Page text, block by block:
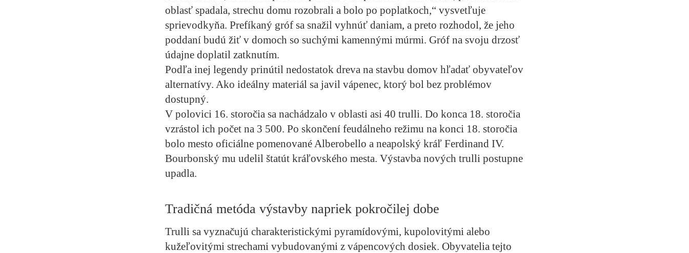
oblasť spadala, strechu domu rozobrali a bolo po poplatkoch,“ vysvetľuje
sprievodkyňa. Prefíkaný gróf sa snažil vyhnúť daniam, a preto rozhodol, že jeho
poddaní budú žiť v domoch so suchými kamennými múrmi. Gróf na svoju drzosť
údajne doplatil zatknutím.
Podľa inej legendy prinútil nedostatok dreva na stavbu domov hľadať obyvateľov
alternatívy. Ako ideálny materiál sa javil vápenec, ktorý bol bez problémov
dostupný.
V polovici 16. storočia sa nachádzalo v oblasti asi 40 trulli. Do konca 18. storočia
vzrástol ich počet na 3 500. Po skončení feudálneho režimu na konci 18. storočia
bolo mesto oficiálne pomenované Alberobello a neapolský kráľ Ferdinand IV.
Bourbonský mu udelil štatút kráľovského mesta. Výstavba nových trulli postupne
upadla.
Tradičná metóda výstavby napriek pokročilej dobe
Trulli sa vyznačujú charakteristickými pyramídovými, kupolovitými alebo
kužeľovitými strechami vybudovanými z vápencových dosiek. Obyvatelia tejto